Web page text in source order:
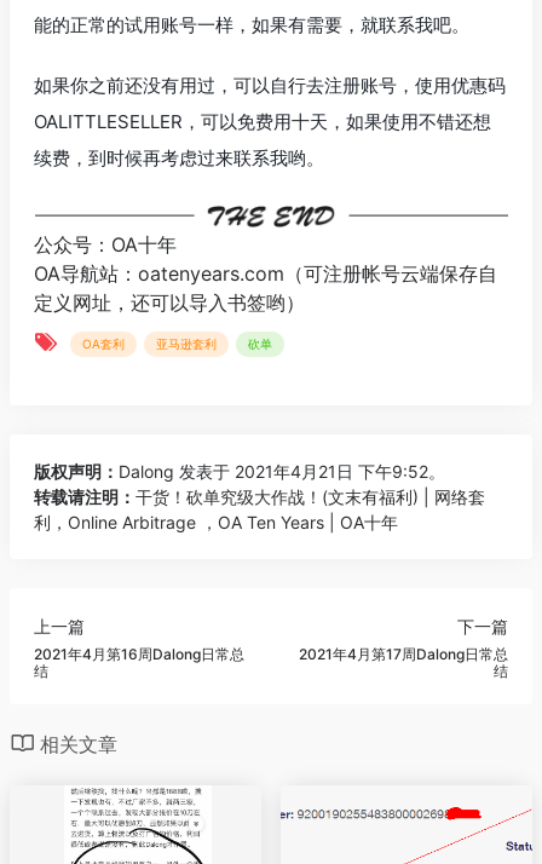
能的正常的试用账号一样，如果有需要，就联系我吧。
如果你之前还没有用过，可以自行去注册账号，使用优惠码
OALITTLESELLER，可以免费用十天，如果使用不错还想
续费，到时候再考虑过来联系我哟。
公众号：OA十年
OA导航站： oatenyears.com （可注册帐号云端保存自
定义网址，还可以导入书签哟）
OA套利 亚马逊套利 砍单
版权声明： Dalong 发表于 2021年4月21日 下午9:52。
转载请注明： 干货！砍单究级大作战！(文末有福利) | 网络套
利，Online Arbitrage ，OA Ten Years | OA十年
上一篇
2021年4月第16周Dalong日常总
结
下一篇
2021年4月第17周Dalong日常总
结
相关文章